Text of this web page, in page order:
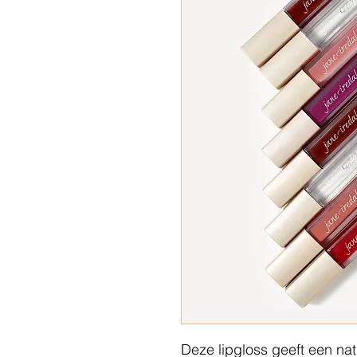
Deze lipgloss geeft een